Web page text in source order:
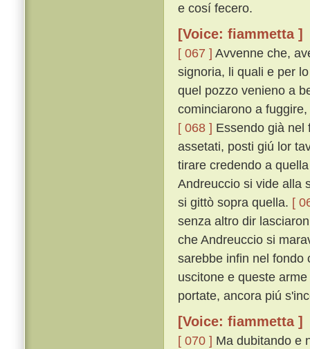
e cosí fecero.
[Voice: fiammetta ]
[ 067 ] Avvenne che,
signoria, li quali e per
quel pozzo venieno a
cominciarono a
[ 068 ] Essendo già nel
assetati, posti giú lor
tirare credendo a
Andreuccio si vide alla
si gittò sopra quella. [
senza altro dir
che Andreuccio si
sarebbe infin nel fondo
uscitone e queste
portate, ancora piú
[Voice: fiammetta ]
[ 070 ] Ma dubitando e